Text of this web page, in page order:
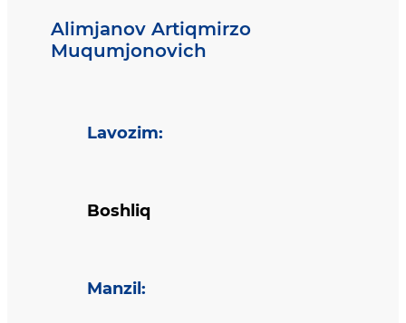
Alimjanov Artiqmirzo
Muqumjonovich
Lavozim:
Boshliq
Manzil :